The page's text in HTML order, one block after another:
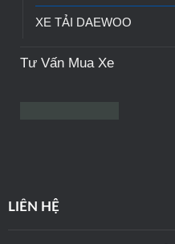
XE TẢI DAEWOO
Tư Vấn Mua Xe
LIÊN HỆ